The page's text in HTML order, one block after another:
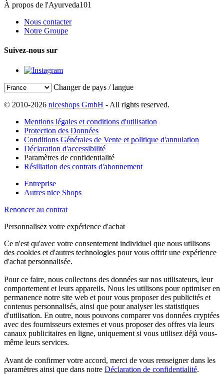
À propos de l'Ayurveda101
Nous contacter
Notre Groupe
Suivez-nous sur
Changer de pays / langue
© 2010-2026 niceshops GmbH - All rights reserved.
Mentions légales et conditions d'utilisation
Protection des Données
Conditions Générales de Vente et politique d'annulation
Déclaration d'accessibilité
Paramètres de confidentialité
Résiliation des contrats d'abonnement
Entreprise
Autres nice Shops
Renoncer au contrat
Personnalisez votre expérience d'achat
Ce n'est qu'avec votre consentement individuel que nous utilisons
des cookies et d'autres technologies pour vous offrir une expérience
d'achat personnalisée.
Pour ce faire, nous collectons des données sur nos utilisateurs, leur
comportement et leurs appareils. Nous les utilisons pour optimiser en
permanence notre site web et pour vous proposer des publicités et
contenus personnalisés, ainsi que pour analyser les statistiques
d'utilisation. En outre, nous pouvons comparer vos données cryptées
avec des fournisseurs externes et vous proposer des offres via leurs
canaux publicitaires en ligne, uniquement si vous utilisez déjà vous-
même leurs services.
Avant de confirmer votre accord, merci de vous renseigner dans les
paramètres ainsi que dans notre Déclaration de confidentialité.